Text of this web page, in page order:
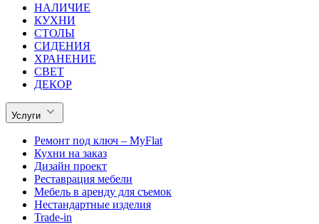
НАЛИЧИЕ
КУХНИ
СТОЛЫ
СИДЕНИЯ
ХРАНЕНИЕ
СВЕТ
ДЕКОР
Услуги
Ремонт под ключ – MyFlat
Кухни на заказ
Дизайн проект
Реставрация мебели
Мебель в аренду для съемок
Нестандартные изделия
Trade-in